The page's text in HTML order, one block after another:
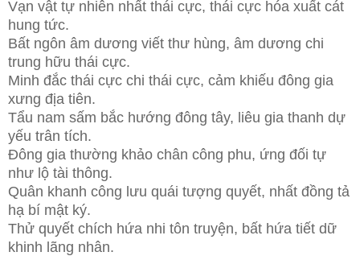
Vạn vật tự nhiên nhất thái cực, thái cực hóa xuất cát
hung tức.
Bất ngôn âm dương viết thư hùng, âm dương chi
trung hữu thái cực.
Minh đắc thái cực chi thái cực, cảm khiếu đông gia
xưng địa tiên.
Tẩu nam sấm bắc hướng đông tây, liêu gia thanh dự
yếu trân tích.
Đông gia thường khảo chân công phu, ứng đối tự
như lộ tài thông.
Quân khanh công lưu quái tượng quyết, nhất đồng tả
hạ bí mật ký.
Thử quyết chích hứa nhi tôn truyện, bất hứa tiết dữ
khinh lãng nhân.